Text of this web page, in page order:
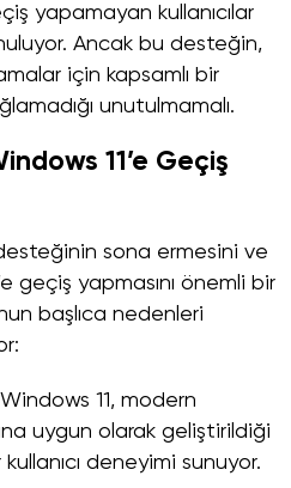
yapamayan kullanıcılar
Ancak bu desteğin,
için kapsamlı bir
unutulmamalı.
11’e Geçiş
sona ermesini ve
geçiş yapmasını önemli bir
başlıca nedenleri
Windows 11, modern
uygun olarak geliştirildiği
deneyimi sunuyor.